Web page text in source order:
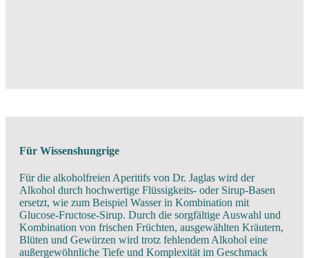
Für Wissenshungrige
Für die alkoholfreien Aperitifs von Dr. Jaglas wird der
Alkohol durch hochwertige Flüssigkeits‑ oder Sirup‑Basen
ersetzt, wie zum Beispiel Wasser in Kombination mit
Glucose‑Fructose‑Sirup. Durch die sorgfältige Auswahl und
Kombination von frischen Früchten, ausgewählten Kräutern,
Blüten und Gewürzen wird trotz fehlendem Alkohol eine
außergewöhnliche Tiefe und Komplexität im Geschmack